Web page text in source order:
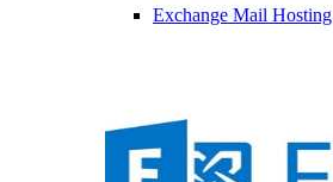
Exchange Mail Hosting